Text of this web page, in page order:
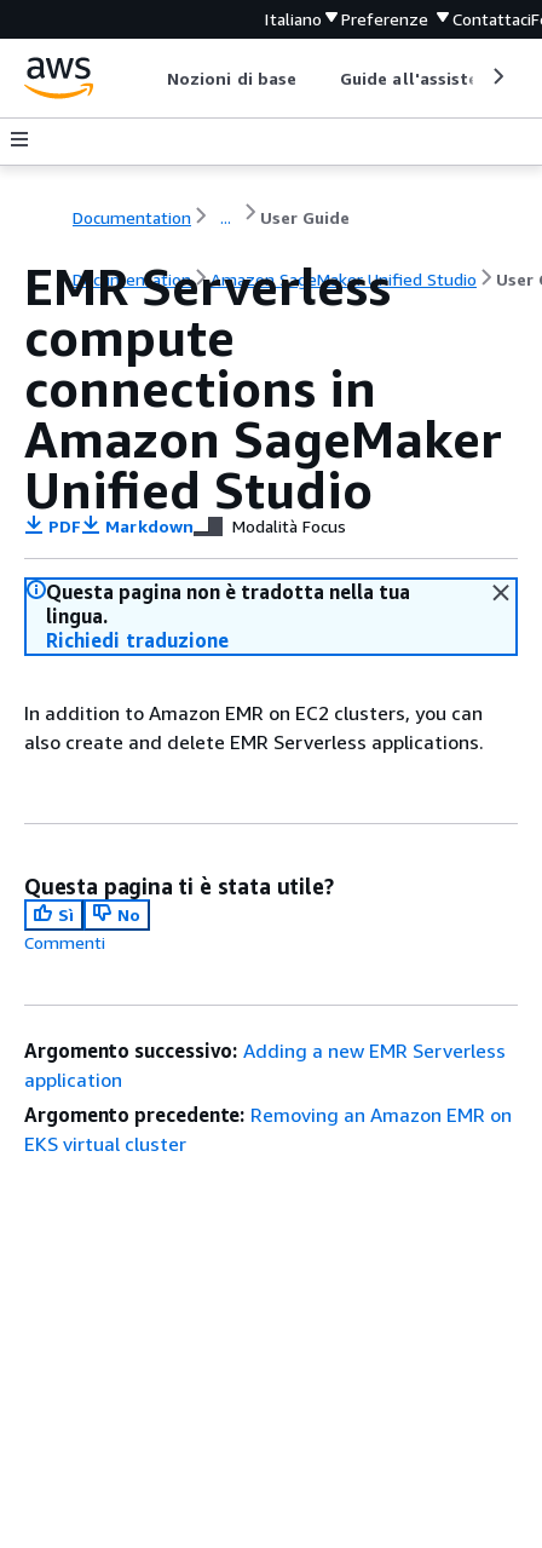
Italiano Preferenze Contattaci
Nozioni di base Guide all'assistenza
Documentation ... User Guide
Documentation Amazon SageMaker Unified Studio User
EMR Serverless
compute
connections in
Amazon SageMaker
Unified Studio
PDF Markdown Modalità Focus
Questa pagina non è tradotta nella tua
lingua.
Richiedi traduzione
In addition to Amazon EMR on EC2 clusters, you can
also create and delete EMR Serverless applications.
Questa pagina ti è stata utile?
Sì
No
Commenti
Argomento successivo: Adding a new EMR Serverless
application
Argomento precedente: Removing an Amazon EMR on
EKS virtual cluster